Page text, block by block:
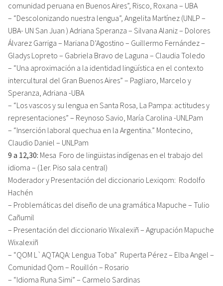
comunidad peruana en Buenos Aires”, Risco, Roxana – UBA
– “Descolonizando nuestra lengua”, Angelita Martínez (UNLP –
UBA- UN San Juan ) Adriana Speranza – Silvana Alaniz – Dolores
Álvarez Garriga – Mariana D’Agostino – Guillermo Fernández –
Gladys Lopreto – Gabriela Bravo de Laguna – Claudia Toledo
– “Una aproximación a la identidad lingüística en el contexto
intercultural del Gran Buenos Aires” – Pagliaro, Marcelo y
Speranza, Adriana -UBA
– “Los vascos y su lengua en Santa Rosa, La Pampa: actitudes y
representaciones” – Reynoso Savio, María Carolina -UNLPam
– “Inserción laboral quechua en la Argentina.” Montecino,
Claudio Daniel – UNLPam
9 a 12,30: Mesa Foro de lingüistas indígenas en el trabajo del
idioma – (1er. Piso sala central)
Moderador y Presentación del diccionario Lexiqom: Rodolfo
Hachén
– Problemáticas del diseño de una gramática Mapuche – Tulio
Cañumil
– Presentación del diccionario Wixalexiñ – Agrupación Mapuche
Wixalexiñ
– “QOM L`AQTAQA: Lengua Toba” Ruperta Pérez – Elba Angel –
Comunidad Qom – Rouillón – Rosario
– “Idioma Runa Simi” – Carmelo Sardinas